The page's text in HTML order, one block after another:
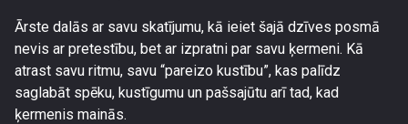
Ārste dalās ar savu skatījumu, kā ieiet šajā dzīves posmā
nevis ar pretestību, bet ar izpratni par savu ķermeni. Kā
atrast savu ritmu, savu “pareizo kustību”, kas palīdz
saglabāt spēku, kustīgumu un pašsajūtu arī tad, kad
ķermenis mainās.